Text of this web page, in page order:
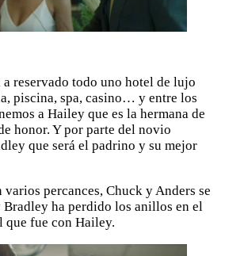
reservado todo uno hotel de lujo
piscina, spa, casino… y entre los
a Hailey que es la hermana de
honor. Y por parte del novio
que será el padrino y su mejor
percances, Chuck y Anders se
Bradley ha perdido los anillos en el
que fue con Hailey.